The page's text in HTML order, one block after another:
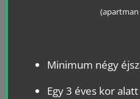
(apartman
Minimum négy
Egy 3 éves kor